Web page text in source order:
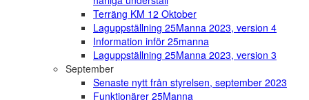
Terräng KM 12 Oktober
Laguppställning 25Manna 2023, version 4
Information inför 25manna
Laguppställning 25Manna 2023, version 3
September
Senaste nytt från styrelsen, september 2023
Funktionärer 25Manna